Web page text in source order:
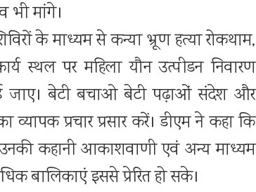
भी मांगे।
के माध्यम से कन्या भ्रूण हत्या रोकथाम,
स्थल पर महिला यौन उत्पीडन निवारण
जाए। बेटी बचाओ बेटी पढ़ाओं संदेश और
प्रचार प्रसार करें। डीएम ने कहा कि
कहानी आकाशवाणी एवं अन्य माध्यम
बालिकाएं इससे प्रेरित हो सके।